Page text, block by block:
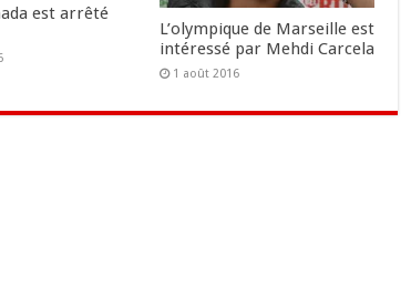
est arrêté
L’olympique de Marseille est
intéressé par Mehdi Carcela
1 août 2016